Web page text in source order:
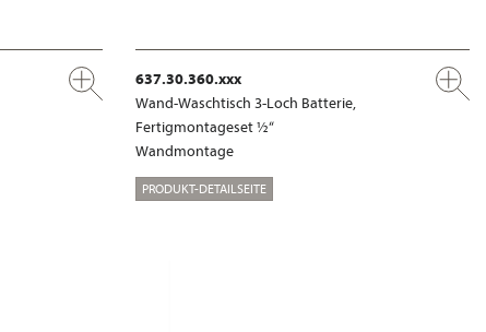
637.30.360.xxx
Wand-Waschtisch 3-Loch Batterie,
Fertigmontageset ½“
Wandmontage
PRODUKT-DETAILSEITE